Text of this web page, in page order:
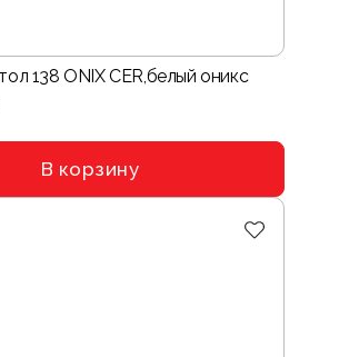
138 ONIХ CER,белый оникс
В корзину